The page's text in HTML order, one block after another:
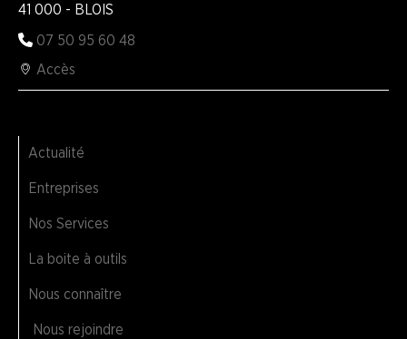
41 000 - BLOIS
07 50 95 60 48
Accès
Actualité
Entreprises
Nos Services
La boite à outils
Nous connaître
Nous rejoindre